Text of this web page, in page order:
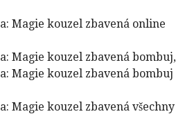
Magie kouzel zbavená online
Magie kouzel zbavená bombuj,
Magie kouzel zbavená bombuj
Magie kouzel zbavená všechny